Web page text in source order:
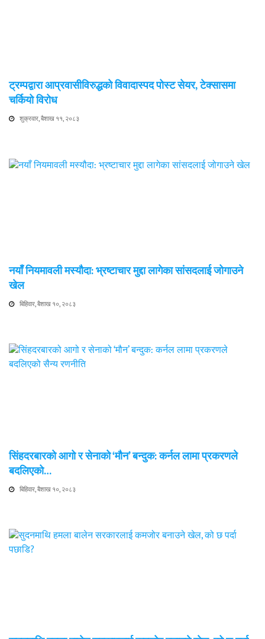
ट्रम्पद्वारा आप्रवासीविरुद्धको विवादास्पद पोस्ट सेयर, टेक्सासमा
चर्कियो विरोध
शुक्रवार, बैशाख ११, २०८३
नयाँ नियमावली मस्यौदा: भ्रष्टाचार मुद्दा लागेका सांसदलाई जोगाउने
खेल
बिहिवार, बैशाख १०, २०८३
सिंहदरबारको आगो र सेनाको ‘मौन’ बन्दुक: कर्नल लामा प्रकरणले
बदलिएको…
बिहिवार, बैशाख १०, २०८३